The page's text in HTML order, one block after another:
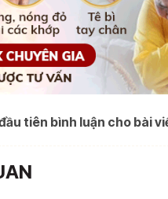
tiên bình luận cho bài